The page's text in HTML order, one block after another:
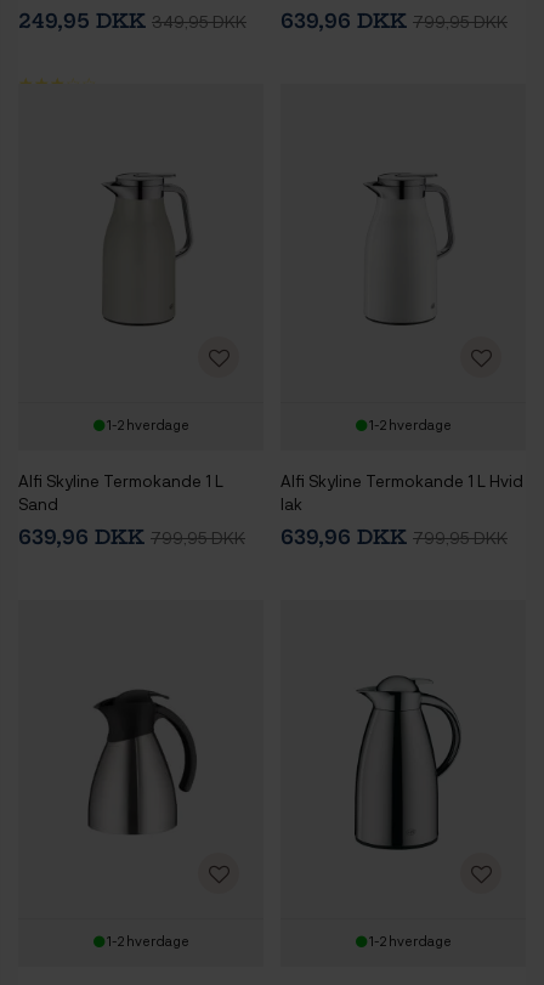
249,95 DKK 349,95 DKK 639,96 DKK 799,95 DKK
1-2 hverdage
Alfi Skyline Termokande 1 L
Sand
639,96 DKK 799,95 DKK
1-2 hverdage
Alfi Skyline Termokande 1 L Hvid
lak
639,96 DKK 799,95 DKK
1-2 hverdage 1-2 hverdage